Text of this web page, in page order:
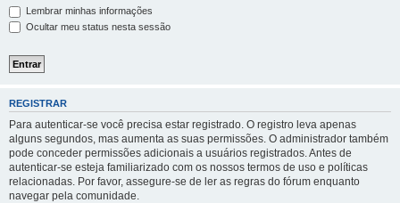
Lembrar minhas informações
Ocultar meu status nesta sessão
REGISTRAR
Para autenticar-se você precisa estar registrado. O registro leva apenas
alguns segundos, mas aumenta as suas permissões. O administrador também
pode conceder permissões adicionais a usuários registrados. Antes de
autenticar-se esteja familiarizado com os nossos termos de uso e políticas
relacionadas. Por favor, assegure-se de ler as regras do fórum enquanto
navegar pela comunidade.